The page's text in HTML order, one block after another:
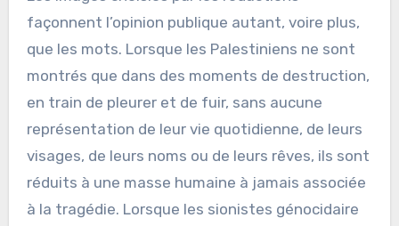
façonnent l’opinion publique autant, voire plus,
que les mots. Lorsque les Palestiniens ne sont
montrés que dans des moments de destruction,
en train de pleurer et de fuir, sans aucune
représentation de leur vie quotidienne, de leurs
visages, de leurs noms ou de leurs rêves, ils sont
réduits à une masse humaine à jamais associée
à la tragédie. Lorsque les sionistes génocidaire